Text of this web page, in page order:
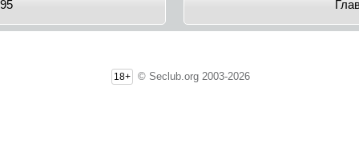
18+ © Seclub.org 2003-2026